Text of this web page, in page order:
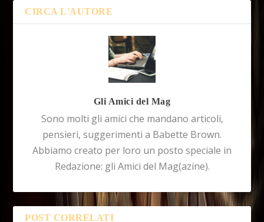
CIRCA L'AUTORE
Gli Amici del Mag
Sono molti gli amici che mandano articoli,
pensieri, suggerimenti a Babette Brown.
Abbiamo creato per loro un posto speciale in
Redazione: gli Amici del Mag(azine).
POST CORRELATI